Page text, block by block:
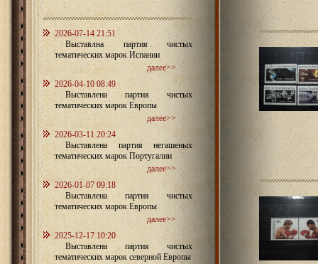
2026-07-14 21:51
Выставлна партия чистых
тематических марок Испании
далее>>
2026-04-10 08:49
Выставлена партия чистых
тематических марок Европы
далее>>
2026-03-11 20:24
Выставлена партия негашеных
тематических марок Португалии
далее>>
2026-01-07 09:18
Выставлена партия чистых
тематических марок Европы
далее>>
2025-12-17 10:20
Выставлена партия чистых
тематических марок северной Европы